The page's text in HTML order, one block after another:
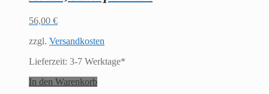
56,00 €
zzgl. Versandkosten
Lieferzeit: 3-7 Werktage*
In den Warenkorb